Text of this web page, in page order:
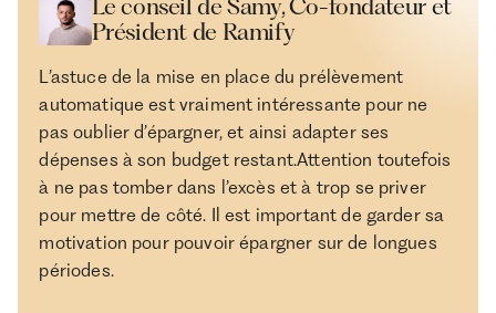
Le conseil de Samy, Co-fondateur et
Président de Ramify
L’astuce de la mise en place du prélèvement
automatique est vraiment intéressante pour ne
pas oublier d’épargner, et ainsi adapter ses
dépenses à son budget restant.Attention toutefois
à ne pas tomber dans l’excès et à trop se priver
pour mettre de côté. Il est important de garder sa
motivation pour pouvoir épargner sur de longues
périodes.